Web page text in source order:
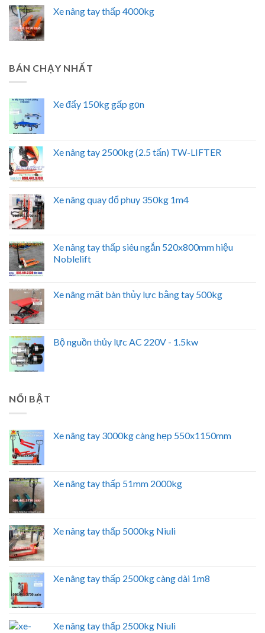
Xe nâng tay thấp 4000kg
BÁN CHẠY NHẤT
Xe đẩy 150kg gấp gọn
Xe nâng tay 2500kg (2.5 tấn) TW-LIFTER
Xe nâng quay đổ phuy 350kg 1m4
Xe nâng tay thấp siêu ngắn 520x800mm hiệu
Noblelift
Xe nâng mặt bàn thủy lực bằng tay 500kg
Bộ nguồn thủy lực AC 220V - 1.5kw
NỔI BẬT
Xe nâng tay 3000kg càng hẹp 550x1150mm
Xe nâng tay thấp 51mm 2000kg
Xe nâng tay thấp 5000kg Niuli
Xe nâng tay thấp 2500kg càng dài 1m8
Xe nâng tay thấp 2500kg Niuli